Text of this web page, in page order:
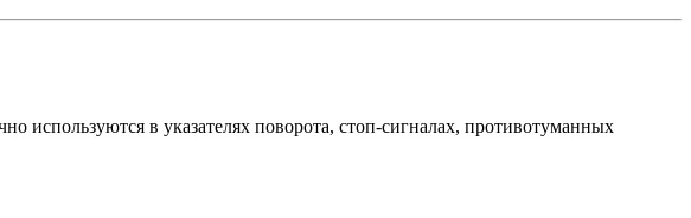
в указателях поворота, стоп-сигналах, противотуманных